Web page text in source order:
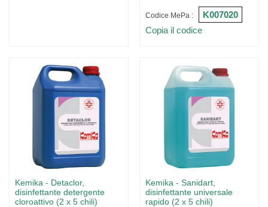
Codice MePa :
K007020
Copia il codice
Kemika - Detaclor,
disinfettante detergente
cloroattivo (2 x 5 chili)
Kemika - Sanidart,
disinfettante universale
rapido (2 x 5 chili)